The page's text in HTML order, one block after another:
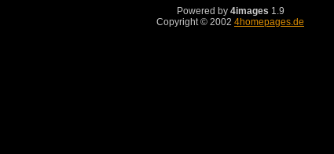
Powered by 4images 1.9
Copyright © 2002 4homepages.de